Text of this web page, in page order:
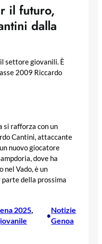
il futuro,
dalla
settore giovanili. È
2009 Riccardo
si rafforza con un
Cantini, attaccante
nuovo giocatore
dove ha
nel Vado, è un
della prossima
2025
•
Notizie
Genoa